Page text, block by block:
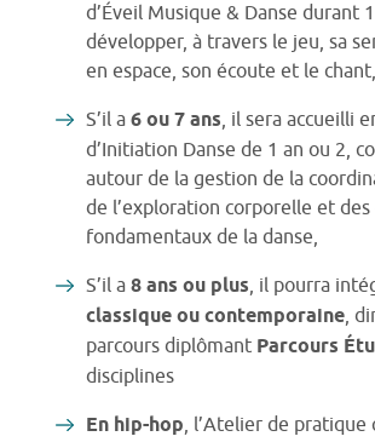
d’Éveil Musique & Danse durant
développer, à travers le jeu, sa
en espace, son écoute et le chant,
S’il a 6 ou 7 ans, il sera accueilli
d’Initiation Danse de 1 an ou 2,
autour de la gestion de la
de l’exploration corporelle et des
fondamentaux de la danse,
S’il a 8 ans ou plus, il pourra
classique ou contemporaine,
parcours diplômant Parcours
disciplines
En hip-hop, l’Atelier de pratique